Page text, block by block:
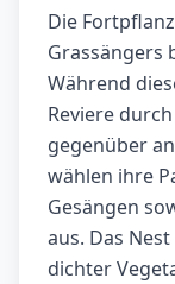
Die
Grassängers
Während
Reviere
gegenüber
wählen ihre
Gesängen
aus. Das
dichter